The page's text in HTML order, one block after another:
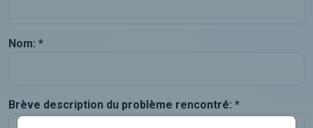
Nom: *
Brève description du problème rencontré: *